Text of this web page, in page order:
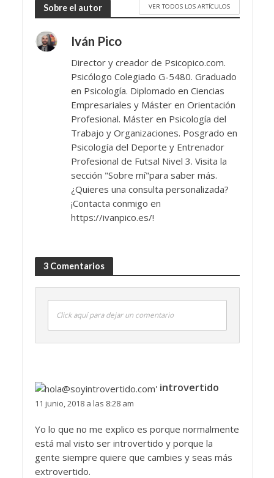
Sobre el autor VER TODOS LOS ARTÍCULOS
Iván Pico
Director y creador de Psicopico.com.
Psicólogo Colegiado G-5480. Graduado
en Psicología. Diplomado en Ciencias
Empresariales y Máster en Orientación
Profesional. Máster en Psicología del
Trabajo y Organizaciones. Posgrado en
Psicología del Deporte y Entrenador
Profesional de Futsal Nivel 3. Visita la
sección "Sobre mí"para saber más.
¿Quieres una consulta personalizada?
¡Contacta conmigo en
https://ivanpico.es/!
3 Comentarios
Click aquí para dejar un comentario
introvertido
11 junio, 2018 a las 8:28 am
Yo lo que no me explico es porque normalmente
está mal visto ser introvertido y porque la
gente siempre quiere que cambies y seas más
extrovertido.